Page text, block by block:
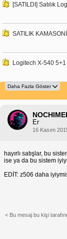
[SATILDI] Satılık
SATILIK
Logitech X-540 5+1
Er
16 Kasım
hayırlı satışlar, bu
ise ya da bu sistem
EDİT: z506 daha
< Bu mesaj bu kişi